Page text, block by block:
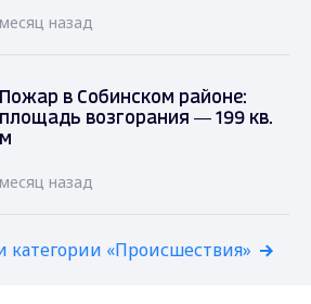
месяц назад
Пожар в Собинском районе:
площадь возгорания — 199 кв.
м
месяц назад
категории «Происшествия»